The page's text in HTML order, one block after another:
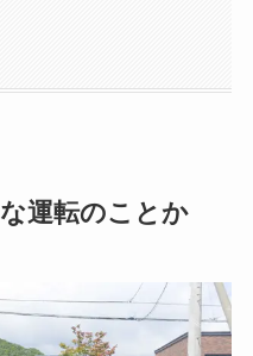
運転のことか